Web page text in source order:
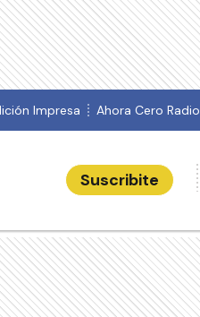
Impresa Ahora Cero Radio
Suscribite